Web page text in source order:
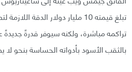
تبلغ قيمته 10 مليار دولار الدقة
تراكمه مباشرة، ولكنه سيوفر قدرةً جديدةً
بالثقب الأسود بأدواته الحساسة بنحو